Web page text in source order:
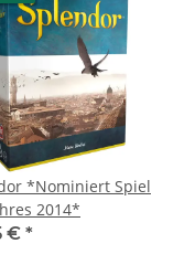
Spiel
2014*
€ *